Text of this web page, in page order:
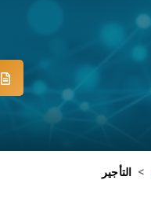
> التأجير